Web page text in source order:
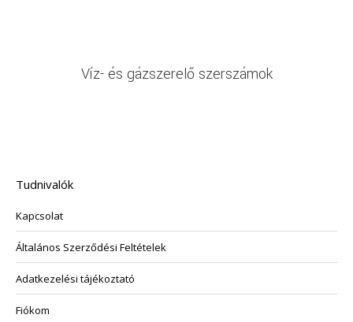
Víz- és gázszerelő szerszámok
Tudnivalók
Kapcsolat
Általános Szerződési Feltételek
Adatkezelési tájékoztató
Fiókom